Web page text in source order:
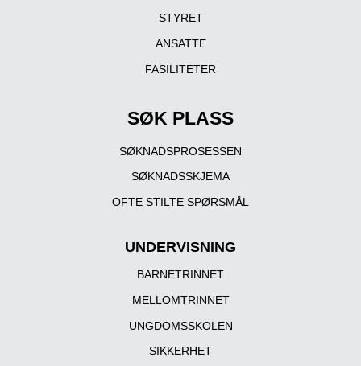
STYRET
ANSATTE
FASILITETER
SØK PLASS
SØKNADSPROSESSEN
SØKNADSSKJEMA
OFTE STILTE SPØRSMÅL
UNDERVISNING
BARNETRINNET
MELLOMTRINNET
UNGDOMSSKOLEN
SIKKERHET